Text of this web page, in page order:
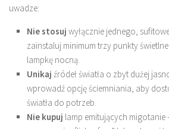
uwadze:
Nie stosuj wyłącznie jednego,
zainstaluj minimum trzy punkty
lampkę nocną.
Unikaj źródeł światła o zbyt dużej
wprowadź opcję ściemniania, aby
światła do potrzeb.
Nie kupuj lamp emitujących migotanie